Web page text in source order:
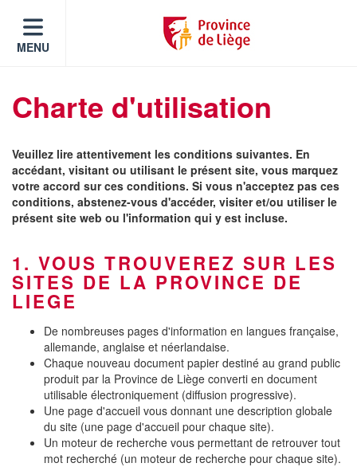
MENU
Charte d'utilisation
Veuillez lire attentivement les conditions suivantes. En
accédant, visitant ou utilisant le présent site, vous marquez
votre accord sur ces conditions. Si vous n'acceptez pas ces
conditions, abstenez-vous d'accéder, visiter et/ou utiliser le
présent site web ou l'information qui y est incluse.
1. VOUS TROUVEREZ SUR LES
SITES DE LA PROVINCE DE
LIEGE
De nombreuses pages d'information en langues française,
allemande, anglaise et néerlandaise.
Chaque nouveau document papier destiné au grand public
produit par la Province de Liège converti en document
utilisable électroniquement (diffusion progressive).
Une page d'accueil vous donnant une description globale
du site (une page d'accueil pour chaque site).
Un moteur de recherche vous permettant de retrouver tout
mot recherché (un moteur de recherche pour chaque site).